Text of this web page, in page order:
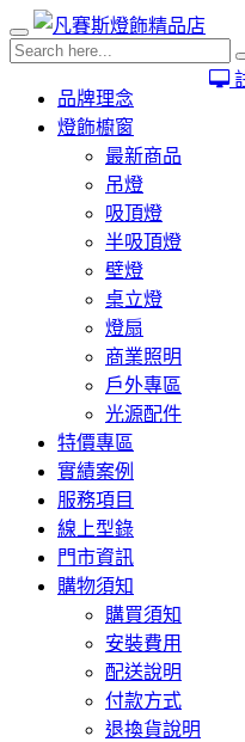
品牌理念
燈飾櫥窗
最新商品
吊燈
吸頂燈
半吸頂燈
壁燈
桌立燈
燈扇
商業照明
戶外專區
光源配件
特價專區
實績案例
服務項目
線上型錄
門市資訊
購物須知
購買須知
安裝費用
配送說明
付款方式
退換貨說明